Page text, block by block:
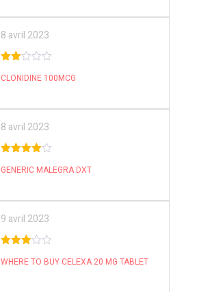
8 avril 2023
out
CLONIDINE 100MCG
8 avril 2023
5
GENERIC MALEGRA DXT
9 avril 2023
of 5
WHERE TO BUY CELEXA 20 MG TABLET